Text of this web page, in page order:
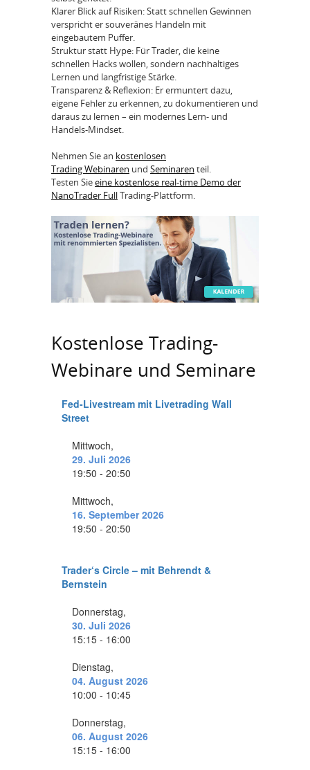
Klarer Blick auf Risiken: Statt schnellen Gewinnen
verspricht er souveränes Handeln mit
eingebautem Puffer.
Struktur statt Hype: Für Trader, die keine
schnellen Hacks wollen, sondern nachhaltiges
Lernen und langfristige Stärke.
Transparenz & Reflexion: Er ermuntert dazu,
eigene Fehler zu erkennen, zu dokumentieren und
daraus zu lernen – ein modernes Lern- und
Handels-Mindset.
Nehmen Sie an kostenlosen
Trading Webinaren und Seminaren teil.
Testen Sieeine kostenlose real-time Demo der
NanoTrader FullTrading-Plattform.
Kostenlose Trading-
Webinare und Seminare